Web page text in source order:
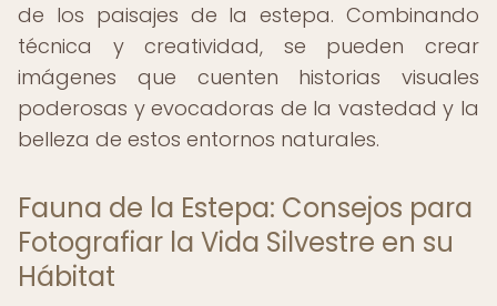
de los paisajes de la estepa. Combinando
técnica y creatividad, se pueden crear
imágenes que cuenten historias visuales
poderosas y evocadoras de la vastedad y la
belleza de estos entornos naturales.
Fauna de la Estepa: Consejos para
Fotografiar la Vida Silvestre en su
Hábitat